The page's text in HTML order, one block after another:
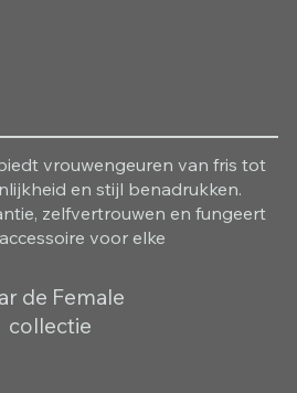
vrouwengeuren van fris tot
en stijl benadrukken.
zelfvertrouwen en fungeert
voor elke
de Female
collectie